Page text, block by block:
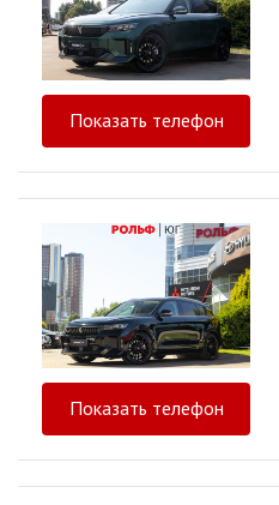
Показать телефон
Показать телефон